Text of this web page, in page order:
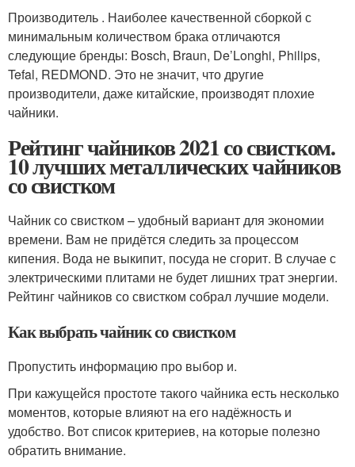
Производитель . Наиболее качественной сборкой с
минимальным количеством брака отличаются
следующие бренды: Bosch, Braun, De’Longhi, Philips,
Tefal, REDMOND. Это не значит, что другие
производители, даже китайские, производят плохие
чайники.
Рейтинг чайников 2021 со свистком.
10 лучших металлических чайников
со свистком
Чайник со свистком – удобный вариант для экономии
времени. Вам не придётся следить за процессом
кипения. Вода не выкипит, посуда не сгорит. В случае с
электрическими плитами не будет лишних трат энергии.
Рейтинг чайников со свистком собрал лучшие модели.
Как выбрать чайник со свистком
Пропустить информацию про выбор и.
При кажущейся простоте такого чайника есть несколько
моментов, которые влияют на его надёжность и
удобство. Вот список критериев, на которые полезно
обратить внимание.